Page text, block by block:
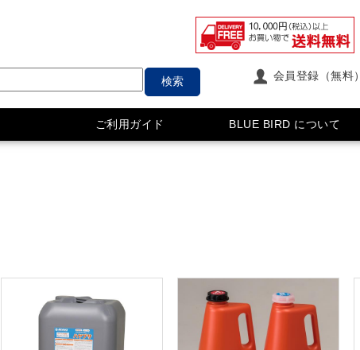
検索 会員登録（無料）
ご利用ガイド BLUE BIRD について